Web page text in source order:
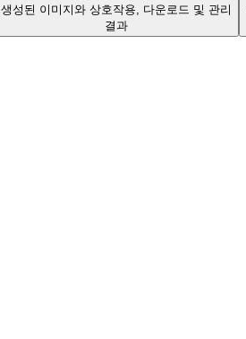
생성된 이미지와 상호작용, 다운로드 및 관리
결과